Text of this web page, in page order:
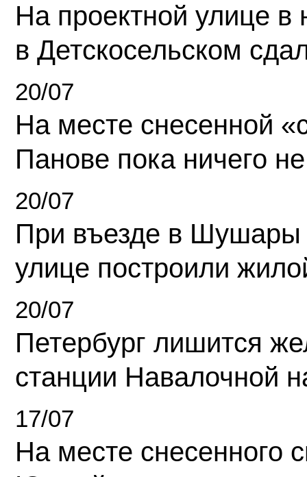
На проектной улице
в Детскосельском
20/07
На месте снесенной
Панове пока ничего
20/07
При въезде в Шушары
улице построили
20/07
Петербург лишится
станции Навалочной
17/07
На месте снесенного